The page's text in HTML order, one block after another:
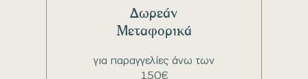
για παραγγελίες άνω των
150€
Δωρεάν
Μεταφορικά